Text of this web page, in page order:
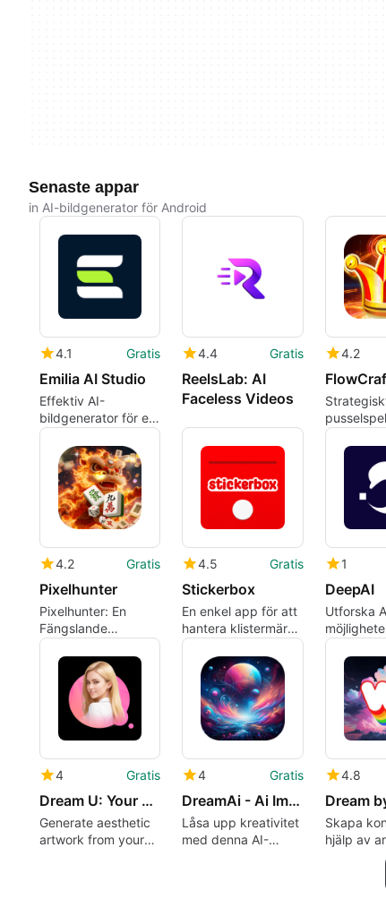
Senaste appar
in AI-bildgenerator för Android
4.1 Gratis
Emilia AI Studio
Effektiv AI-
bildgenerator för e-
handel
4.4 Gratis
ReelsLab: AI
Faceless Videos
4.2
4.2 Gratis
Pixelhunter
Pixelhunter: En
Fängslande
Pusselupplevelse
4.5 Gratis
Stickerbox
En enkel app för att
hantera klistermärke
skapelser
1
DeepAI
Utforska
DeepAI
4 Gratis
Dream U: Your Art Generator
Generate aesthetic
artwork from your
4 Gratis
DreamAi - Ai Images Generator
Låsa upp kreativitet
med denna AI-
4.8
Skapa
hjälp av